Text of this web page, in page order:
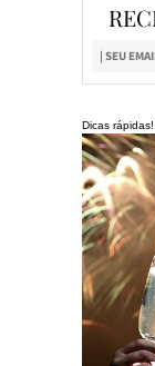
Dicas rápidas!